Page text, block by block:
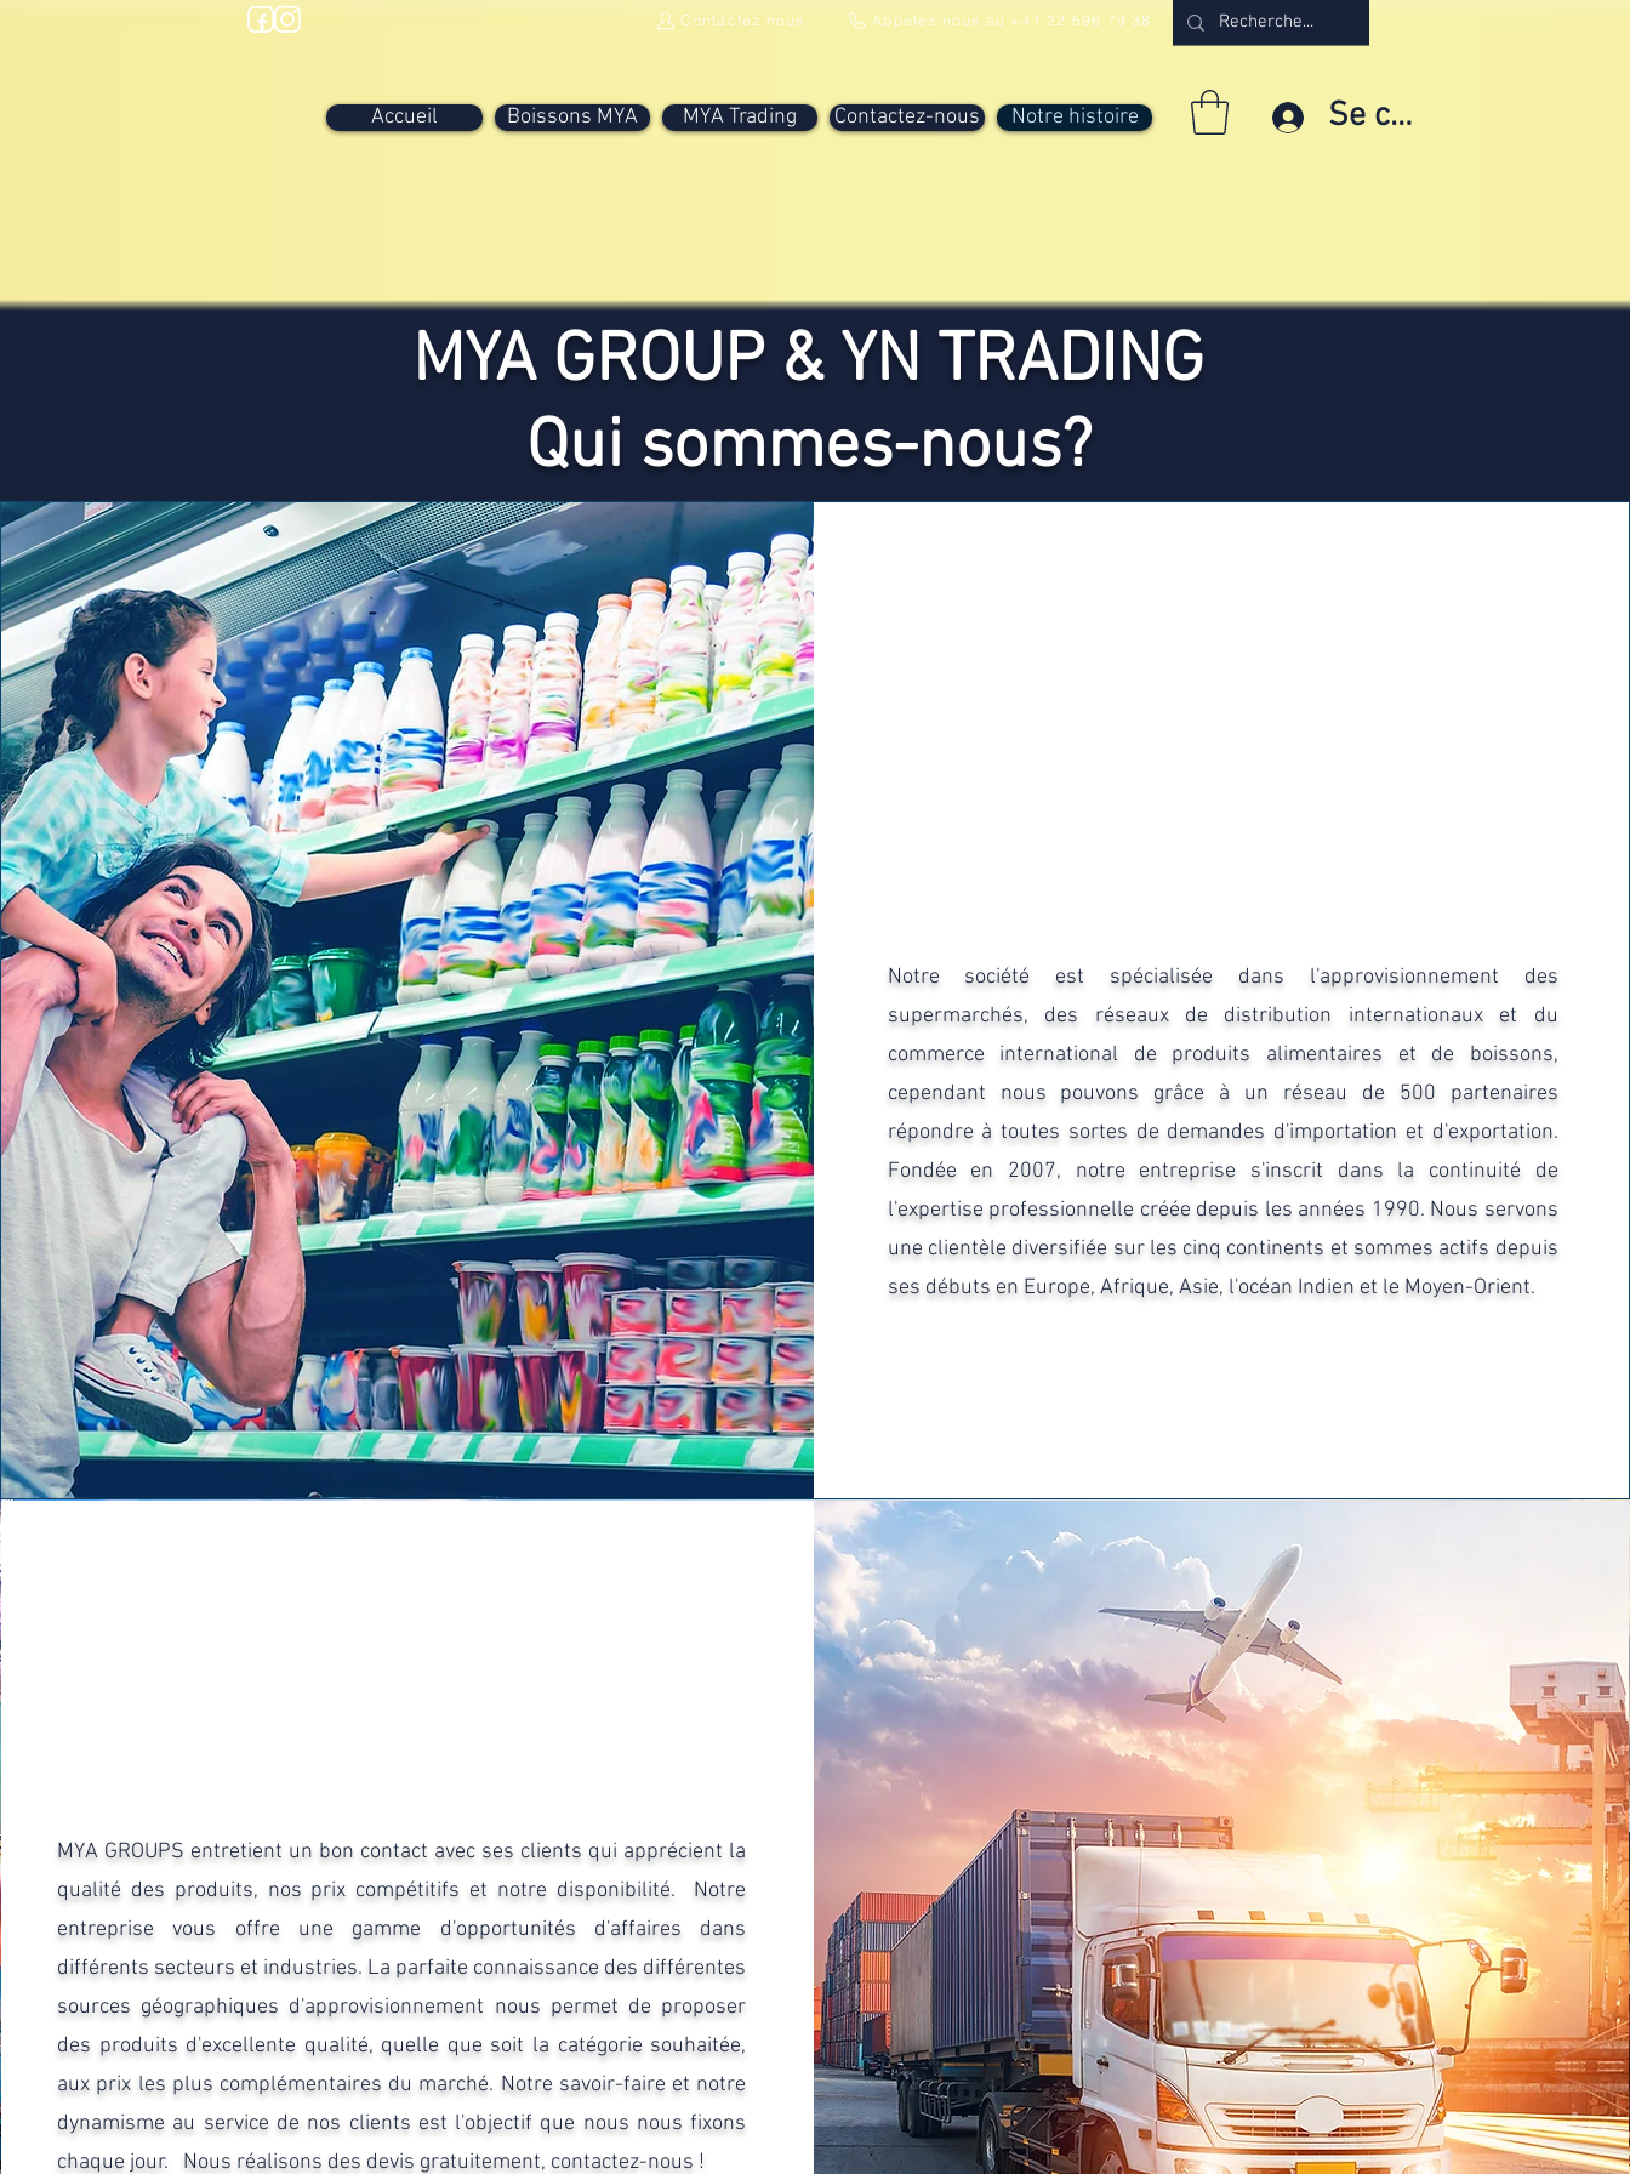
Accueil Boissons MYA MYA Trading Contactez-nous Notre histoire Se connecter
Contactez nous Appelez nous au +41 22 596 79 38
MYA GROUP & YN TRADING
Qui sommes-nous?
Notre société est spécialisée dans l'approvisionnement des
supermarchés, des réseaux de distribution internationaux et du
commerce international de produits alimentaires et de boissons,
cependant nous pouvons grâce à un réseau de 500 partenaires
répondre à toutes sortes de demandes d'importation et d'exportation.
Fondée en 2007, notre entreprise s'inscrit dans la continuité de
l'expertise professionnelle créée depuis les années 1990. Nous servons
une clientèle diversifiée sur les cinq continents et sommes actifs depuis
ses débuts en Europe, Afrique, Asie, l'océan Indien et le Moyen-Orient. ​
MYA GROUPS entretient un bon contact avec ses clients qui apprécient la
qualité des produits, nos prix compétitifs et notre disponibilité. ​ Notre
entreprise vous offre une gamme d'opportunités d'affaires dans
différents secteurs et industries. La parfaite connaissance des différentes
sources géographiques d'approvisionnement nous permet de proposer
des produits d'excellente qualité, quelle que soit la catégorie souhaitée,
aux prix les plus complémentaires du marché. Notre savoir-faire et notre
dynamisme au service de nos clients est l'objectif que nous nous fixons
chaque jour. ​ ​ Nous réalisons des devis gratuitement, contactez-nous !